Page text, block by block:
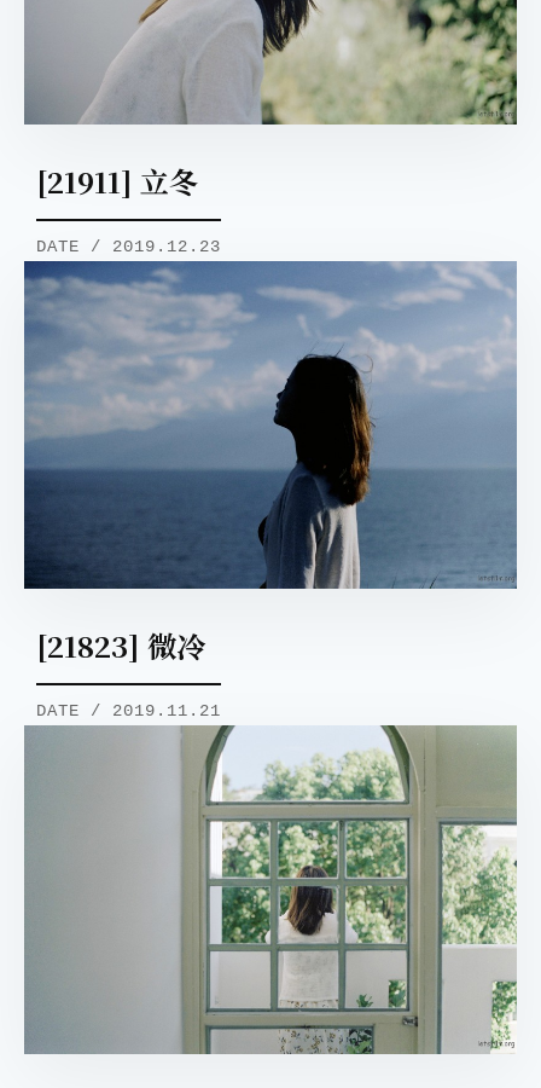
[21911] 立冬
DATE / 2019.12.23
[21823] 微冷
DATE / 2019.11.21